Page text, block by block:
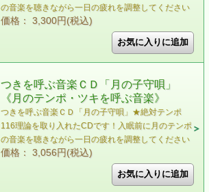
の音楽を聴きながら一日の疲れを調整してください
価格： 3,300円(税込)
つきを呼ぶ音楽ＣＤ「月の子守唄」
《月のテンポ・ツキを呼ぶ音楽》
つきを呼ぶ音楽ＣＤ「月の子守唄」★絶対テンポ
116理論を取り入れたCDです！入眠前に月のテンポ
の音楽を聴きながら一日の疲れを調整してください
価格： 3,056円(税込)